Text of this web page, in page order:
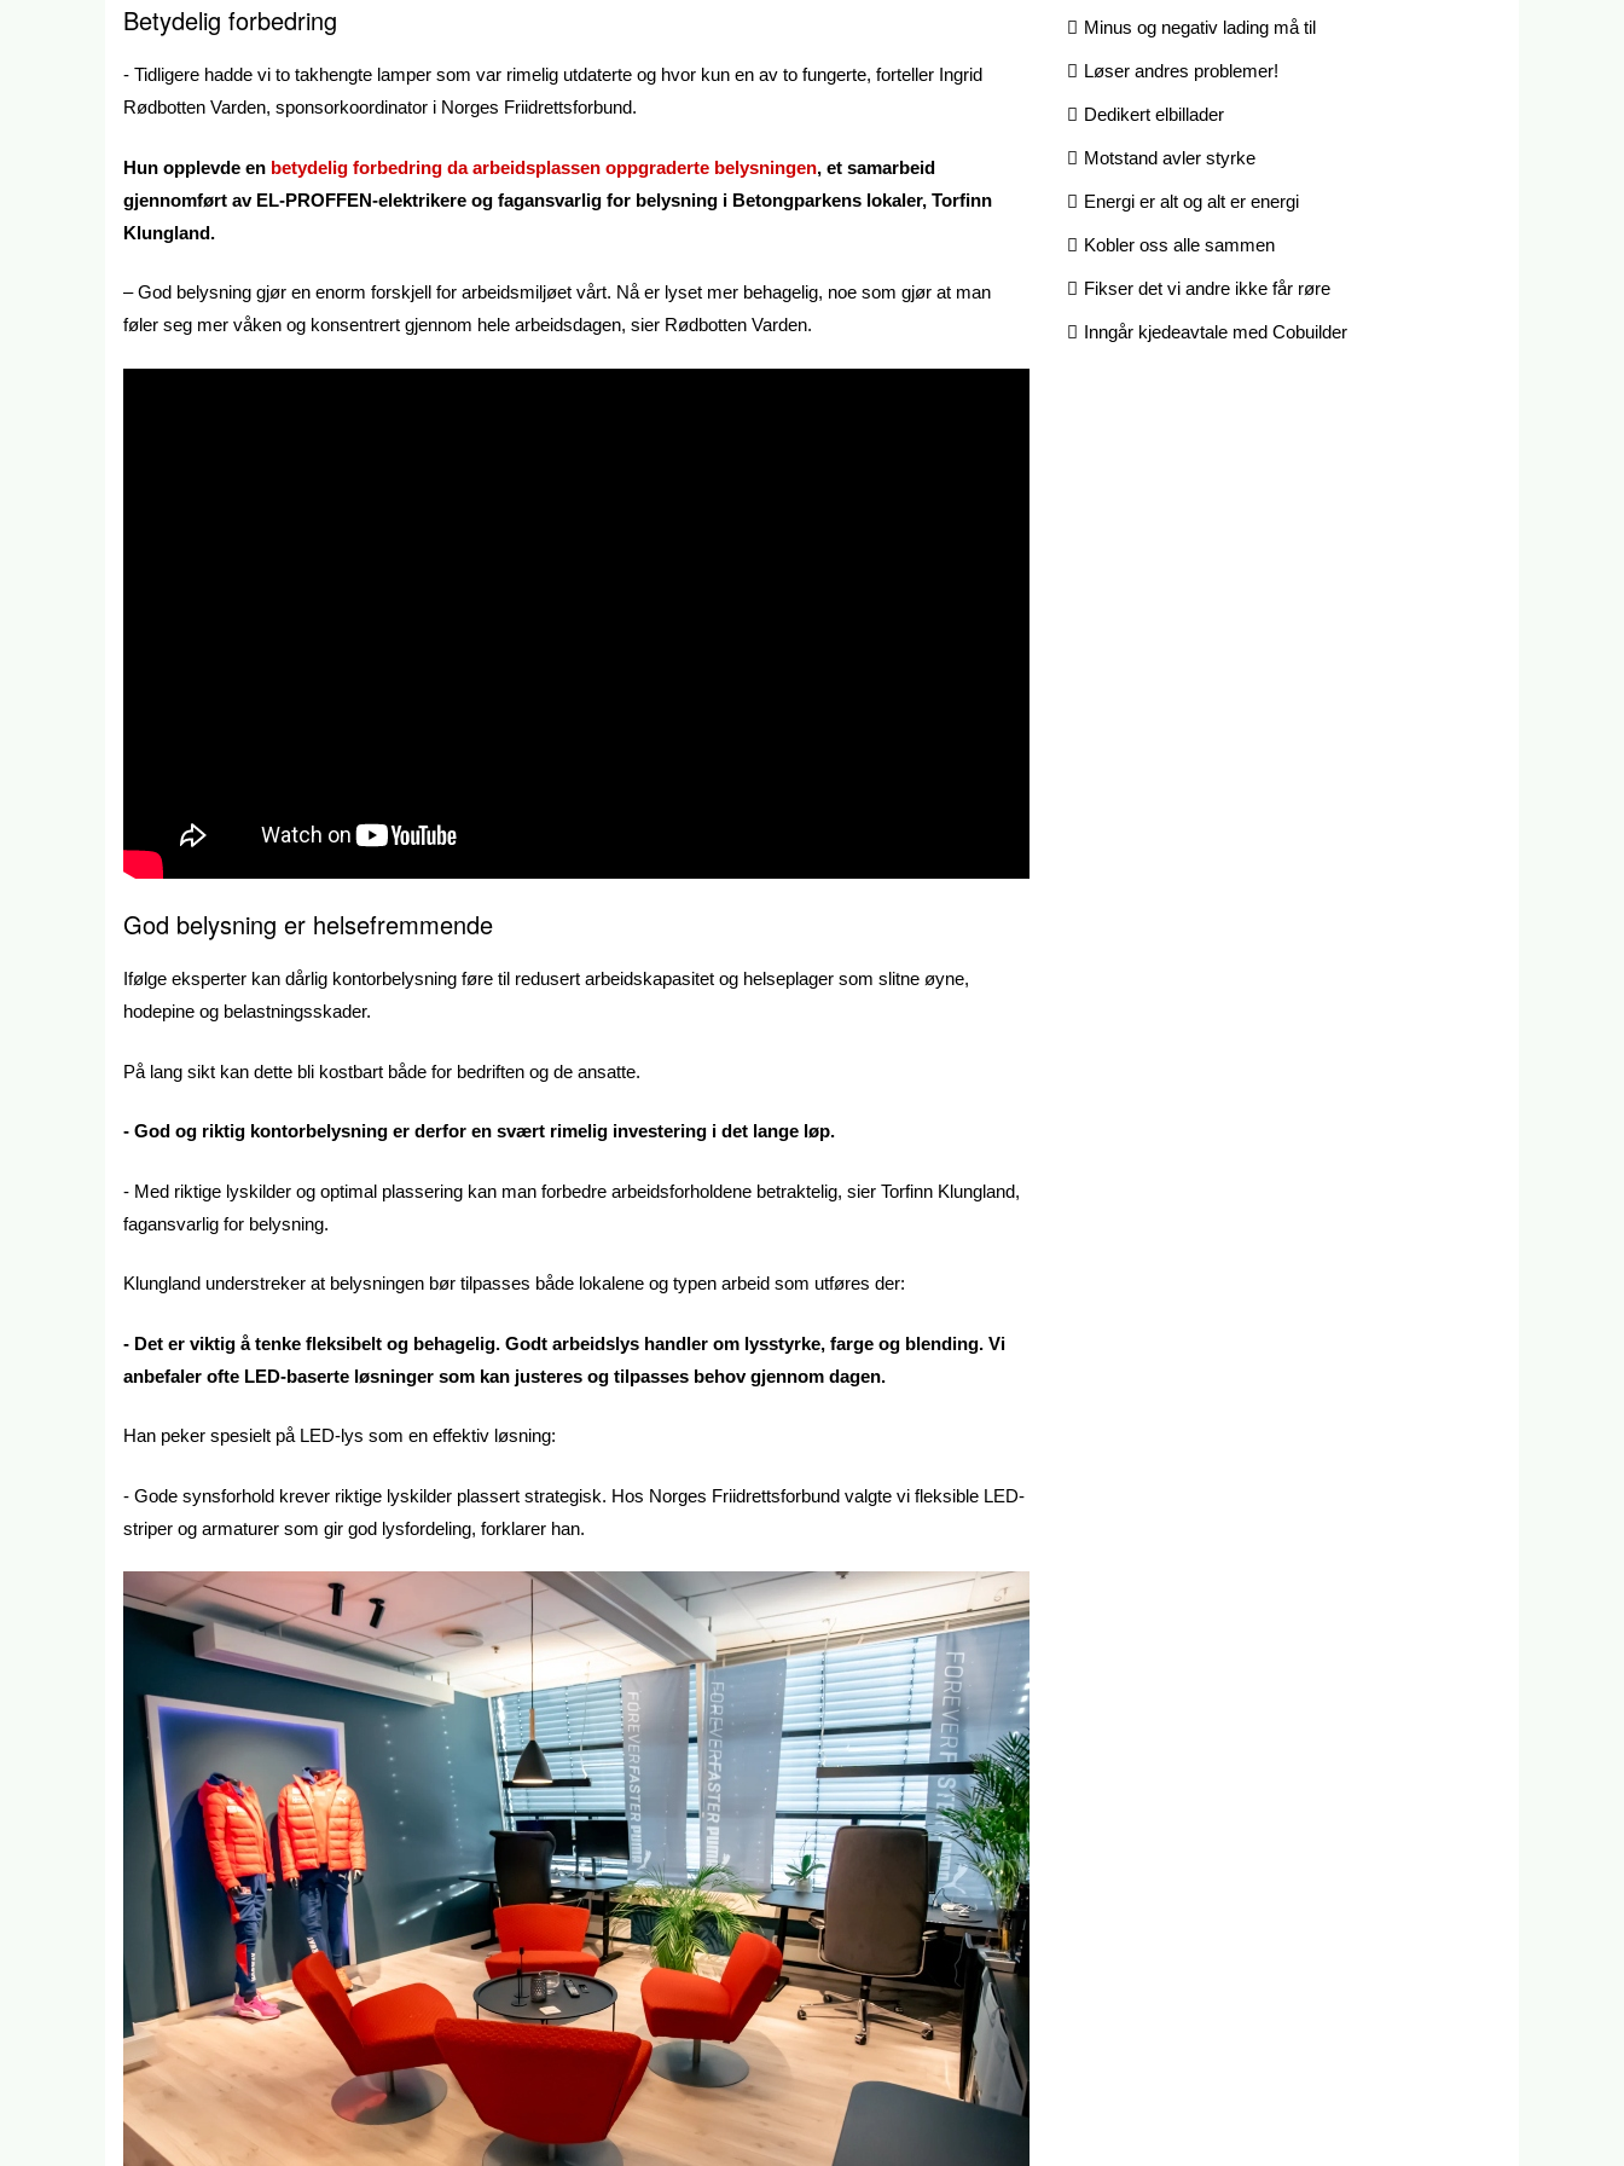
Betydelig forbedring
- Tidligere hadde vi to takhengte lamper som var rimelig utdaterte og hvor kun en av to fungerte, forteller Ingrid
Rødbotten Varden, sponsorkoordinator i Norges Friidrettsforbund.
Hun opplevde en betydelig forbedring da arbeidsplassen oppgraderte belysningen, et samarbeid
gjennomført av EL-PROFFEN-elektrikere og fagansvarlig for belysning i Betongparkens lokaler, Torfinn
Klungland.
– God belysning gjør en enorm forskjell for arbeidsmiljøet vårt. Nå er lyset mer behagelig, noe som gjør at man
føler seg mer våken og konsentrert gjennom hele arbeidsdagen, sier Rødbotten Varden.
God belysning er helsefremmende
Ifølge eksperter kan dårlig kontorbelysning føre til redusert arbeidskapasitet og helseplager som slitne øyne,
hodepine og belastningsskader.
På lang sikt kan dette bli kostbart både for bedriften og de ansatte.
- God og riktig kontorbelysning er derfor en svært rimelig investering i det lange løp.
- Med riktige lyskilder og optimal plassering kan man forbedre arbeidsforholdene betraktelig, sier Torfinn Klungland,
fagansvarlig for belysning.
Klungland understreker at belysningen bør tilpasses både lokalene og typen arbeid som utføres der:
- Det er viktig å tenke fleksibelt og behagelig. Godt arbeidslys handler om lysstyrke, farge og blending. Vi
anbefaler ofte LED-baserte løsninger som kan justeres og tilpasses behov gjennom dagen.
Han peker spesielt på LED-lys som en effektiv løsning:
- Gode synsforhold krever riktige lyskilder plassert strategisk. Hos Norges Friidrettsforbund valgte vi fleksible LED-
striper og armaturer som gir god lysfordeling, forklarer han.
Minus og negativ lading må til
Løser andres problemer!
Dedikert elbillader
Motstand avler styrke
Energi er alt og alt er energi
Kobler oss alle sammen
Fikser det vi andre ikke får røre
Inngår kjedeavtale med Cobuilder